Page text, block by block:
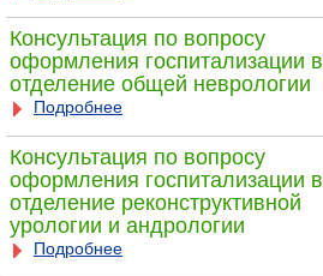
Консультация по вопросу
оформления госпитализации в
отделение общей неврологии
Подробнее
Консультация по вопросу
оформления госпитализации в
отделение реконструктивной
урологии и андрологии
Подробнее